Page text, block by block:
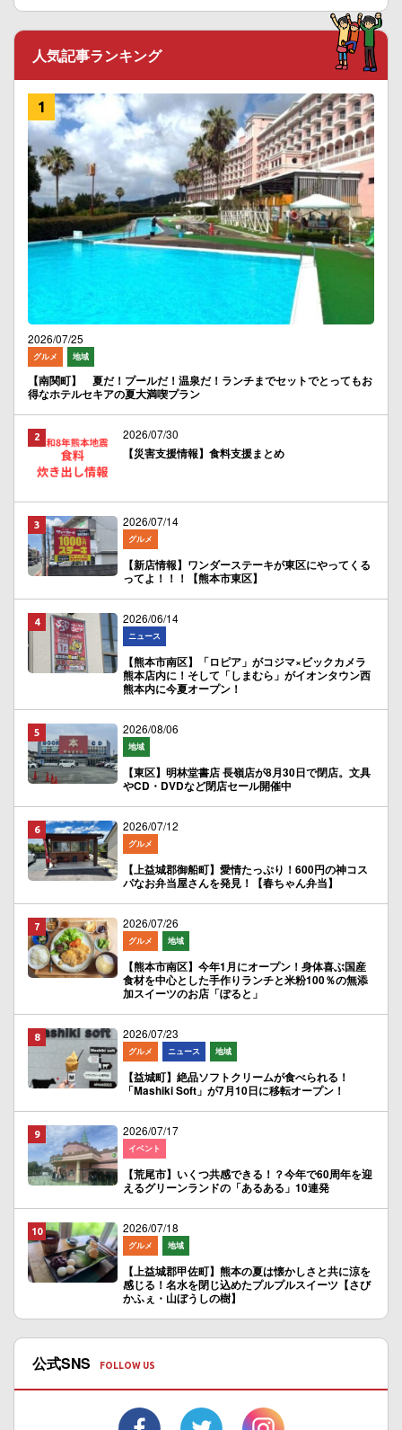
人気記事ランキング
2026/07/25
グルメ 地域
【南関町】 夏だ！プールだ！温泉だ！ランチまでセットでとってもお
得なホテルセキアの夏大満喫プラン
2026/07/30
【災害支援情報】食料支援まとめ
2026/07/14
グルメ
【新店情報】ワンダーステーキが東区にやってくる
ってよ！！！【熊本市東区】
2026/06/14
ニュース
【熊本市南区】「ロピア」がコジマ×ビックカメラ
熊本店内に！そして「しまむら」がイオンタウン西
熊本内に今夏オープン！
2026/08/06
地域
【東区】明林堂書店 長嶺店が8月30日で閉店。文具
やCD・DVDなど閉店セール開催中
2026/07/12
グルメ
【上益城郡御船町】愛情たっぷり！600円の神コス
パなお弁当屋さんを発見！【春ちゃん弁当】
2026/07/26
グルメ 地域
【熊本市南区】今年1月にオープン！身体喜ぶ国産
食材を中心とした手作りランチと米粉100％の無添
加スイーツのお店「ぽると」
2026/07/23
グルメ ニュース 地域
【益城町】絶品ソフトクリームが食べられる！
「Mashiki Soft」が7月10日に移転オープン！
2026/07/17
イベント
【荒尾市】いくつ共感できる！？今年で60周年を迎
えるグリーンランドの「あるある」10連発
2026/07/18
グルメ 地域
【上益城郡甲佐町】熊本の夏は懐かしさと共に涼を
感じる！名水を閉じ込めたプルプルスイーツ【さび
かふぇ・山ぼうしの樹】
公式SNS